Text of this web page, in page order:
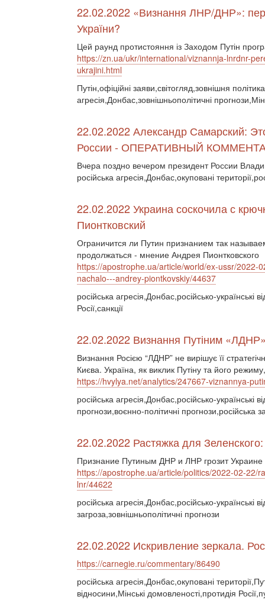
22.02.2022 «Визнання ЛНР/ДНР»:
України?
Цей раунд протистояння із Заходом Путін
https://zn.ua/ukr/international/viznannja-lnrdnr-
ukrajini.html
Путін,офіційні заяви,світогляд,зовнішня
агресія,Донбас,зовнішньополітичні
22.02.2022 Александр Самарский:
России - ОПЕРАТИВНЫЙ
Вчера поздно вечером президент России
російська агресія,Донбас,окуповані
22.02.2022 Украина соскочила с
Пионтковский
Ограничится ли Путин признанием так
продолжаться - мнение Андрея Пионтковского
https://apostrophe.ua/article/world/ex-ussr/
nachalo---andrey-piontkovskiy/44637
російська агресія,Донбас,російсько-українські
Росії,санкції
22.02.2022 Визнання Путіним
Визнання Росією “ЛДНР” не вирішує її
Києва. Україна, як виклик Путіну та його
https://hvylya.net/analytics/247667-viznannya-
російська агресія,Донбас,російсько-українські
прогнози,воєнно-політичні прогнози,російська
22.02.2022 Растяжка для
Признание Путиным ДНР и ЛНР грозит
https://apostrophe.ua/article/politics/2022-02-22/
lnr/44622
російська агресія,Донбас,російсько-українські
загроза,зовнішньополітичні прогнози
22.02.2022 Искривление зеркала.
https://carnegie.ru/commentary/86490
російська агресія,Донбас,окуповані
відносини,Мінські домовленості,протидія